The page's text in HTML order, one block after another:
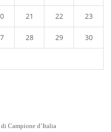
21 22 23
28 29 30
Campione d’Italia